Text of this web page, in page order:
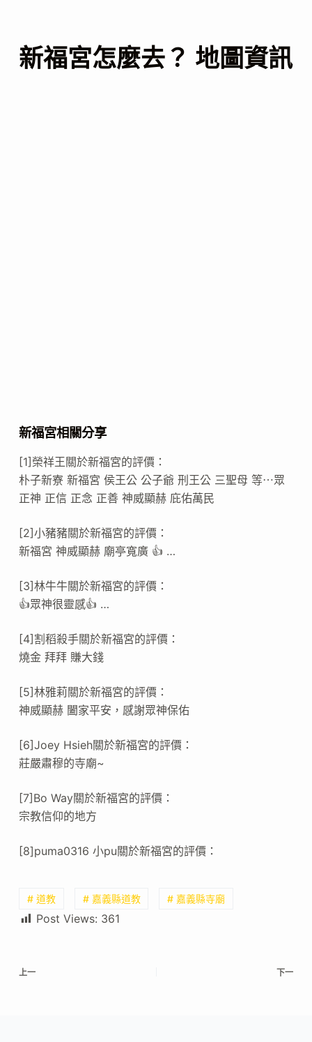
新福宮怎麼去？ 地圖資訊
新福宮相關分享
[1]榮祥王關於新福宮的評價：
朴子新寮 新福宮 侯王公 公子爺 刑王公 三聖母 等⋯眾
正神 正信 正念 正善 神威顯赫 庇佑萬民
[2]小豬豬關於新福宮的評價：
新福宮 神威顯赫 廟亭寬廣 👍 …
[3]林牛牛關於新福宮的評價：
👍眾神很靈感👍 …
[4]割稻殺手關於新福宮的評價：
燒金 拜拜 賺大錢
[5]林雅莉關於新福宮的評價：
神威顯赫 闔家平安，感謝眾神保佑
[6]Joey Hsieh關於新福宮的評價：
莊嚴肅穆的寺廟~
[7]Bo Way關於新福宮的評價：
宗教信仰的地方
[8]puma0316 小pu關於新福宮的評價：
# 道教 # 嘉義縣道教 # 嘉義縣寺廟
Post Views: 361
上一 下一